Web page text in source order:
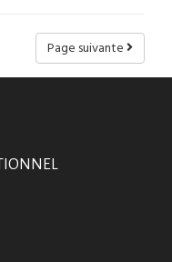
Page suivante